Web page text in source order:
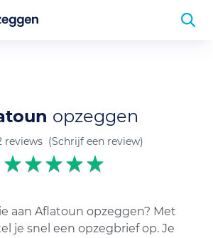
opzeggen
reviews (Schrijf een review)
aan Aflatoun opzeggen? Met
je snel een opzegbrief op. Je